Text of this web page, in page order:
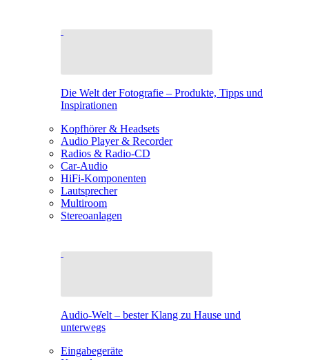
Die Welt der Fotografie – Produkte, Tipps und
Inspirationen
Kopfhörer & Headsets
Audio Player & Recorder
Radios & Radio-CD
Car-Audio
HiFi-Komponenten
Lautsprecher
Multiroom
Stereoanlagen
Audio-Welt – bester Klang zu Hause und
unterwegs
Eingabegeräte